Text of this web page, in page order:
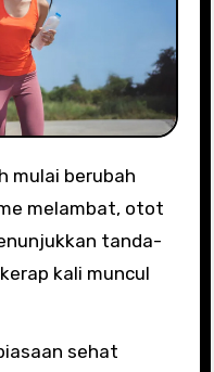
melambat, otot
tanda-
kali muncul
sehat